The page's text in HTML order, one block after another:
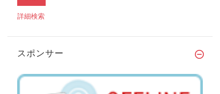
詳細検索
スポンサー